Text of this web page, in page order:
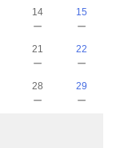
14
－
15
－
21
－
22
－
28
－
29
－